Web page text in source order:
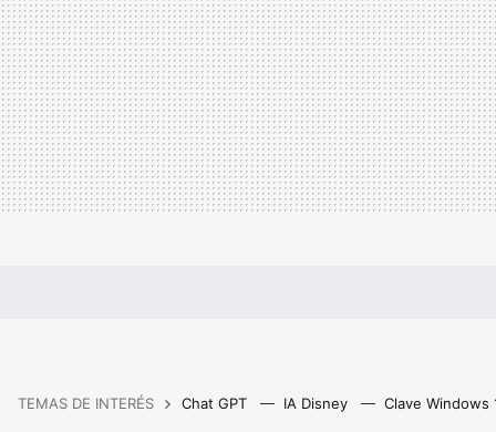
TEMAS DE INTERÉS Chat GPT IA Disney Clave Windows